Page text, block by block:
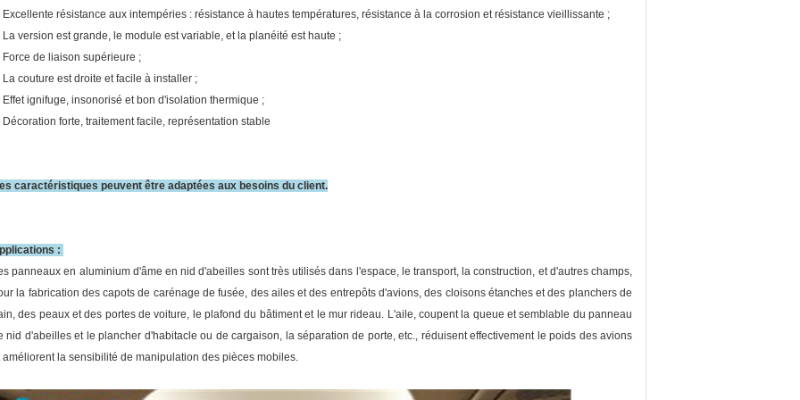
Excellente résistance aux intempéries : résistance à hautes températures, résistance à la corrosion et résistance vieillissante ;
La version est grande, le module est variable, et la planéité est haute ;
Force de liaison supérieure ;
La couture est droite et facile à installer ;
Effet ignifuge, insonorisé et bon d'isolation thermique ;
Décoration forte, traitement facile, représentation stable
caractéristiques peuvent être adaptées aux besoins du client.
:
panneaux en aluminium d'âme en nid d'abeilles sont très utilisés dans l'espace, le transport, la construction, et d'autres champs,
la fabrication des capots de carénage de fusée, des ailes et des entrepôts d'avions, des cloisons étanches et des planchers de
des peaux et des portes de voiture, le plafond du bâtiment et le mur rideau. L'aile, coupent la queue et semblable du panneau
nid d'abeilles et le plancher d'habitacle ou de cargaison, la séparation de porte, etc., réduisent effectivement le poids des avions
améliorent la sensibilité de manipulation des pièces mobiles.